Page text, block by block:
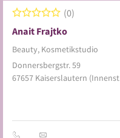
Anait Frajtko
Beauty, Kosmetikstudio
0
Donnersbergstr. 59
67657 Kaiserslautern (Innenstadt)